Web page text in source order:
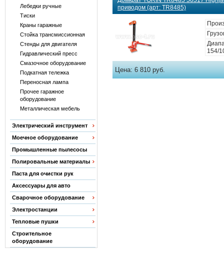
Лебедки ручные
Тиски
Краны гаражные
Стойка трансмиссионная
Стенды для двигателя
Гидравлический пресс
Смазочное оборудование
Подкатная тележка
Переносная лампа
Прочее гаражное
оборудование
Металлическая мебель
Электрический инструмент
Моечное оборудование
Промышленные пылесосы
Полировальные материалы
Паста для очистки рук
Аксессуары для авто
Сварочное оборудование
Электростанции
Тепловые пушки
Строительное
оборудование
приводом (арт: TR8485)
154/
Цена:6 810 руб.